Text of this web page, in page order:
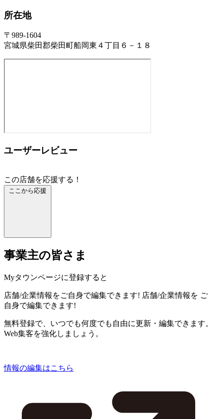
所在地
〒989-1604
宮城県柴田郡柴田町船岡東４丁目６－１８
ユーザーレビュー
この店舗を応援する！
ここから応援
事業主の皆さま
Myタウンページに登録すると
店舗/企業情報をご自身で編集できます! 店舗/企業情報を ご
自身で編集できます!
無料登録で、いつでも何度でも自由に更新・編集できます。
Web集客を強化しましょう。
情報の編集はこちら